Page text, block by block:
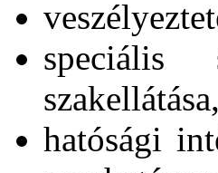
speciális
hatósági